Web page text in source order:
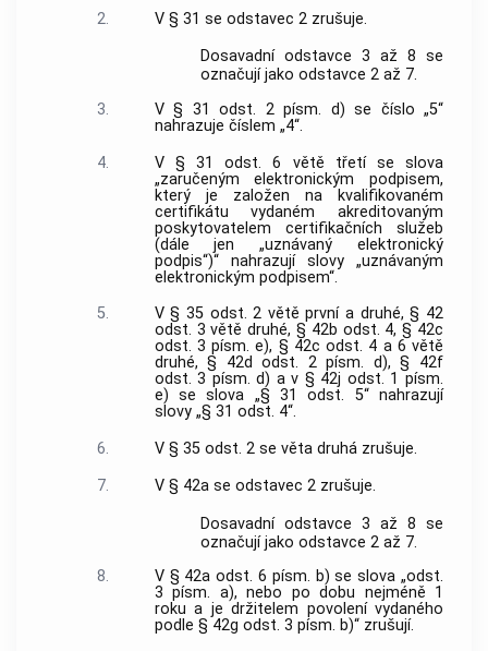
2.
V § 31 se odstavec 2 zrušuje.
Dosavadní odstavce 3 až 8 se
označují jako odstavce 2 až 7.
3.
V § 31 odst. 2 písm. d) se číslo „5“
nahrazuje číslem „4“.
4.
V § 31 odst. 6 větě třetí se slova
„zaručeným elektronickým podpisem,
který je založen na kvalifikovaném
certifikátu vydaném akreditovaným
poskytovatelem certifikačních služeb
(dále jen „uznávaný elektronický
podpis“)“ nahrazují slovy „uznávaným
elektronickým podpisem“.
5.
V § 35 odst. 2 větě první a druhé, § 42
odst. 3 větě druhé, § 42b odst. 4, § 42c
odst. 3 písm. e), § 42c odst. 4 a 6 větě
druhé, § 42d odst. 2 písm. d), § 42f
odst. 3 písm. d) a v § 42j odst. 1 písm.
e) se slova „§ 31 odst. 5“ nahrazují
slovy „§ 31 odst. 4“.
6.
V § 35 odst. 2 se věta druhá zrušuje.
7.
V § 42a se odstavec 2 zrušuje.
Dosavadní odstavce 3 až 8 se
označují jako odstavce 2 až 7.
8.
V § 42a odst. 6 písm. b) se slova „odst.
3 písm. a), nebo po dobu nejméně 1
roku a je držitelem povolení vydaného
podle § 42g odst. 3 písm. b)“ zrušují.